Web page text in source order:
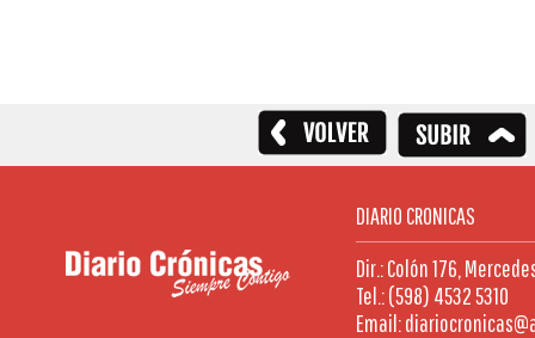
DIARIO CRONICAS
Dir.: Colón 176,
Tel.: (598) 4532 5310
Email: